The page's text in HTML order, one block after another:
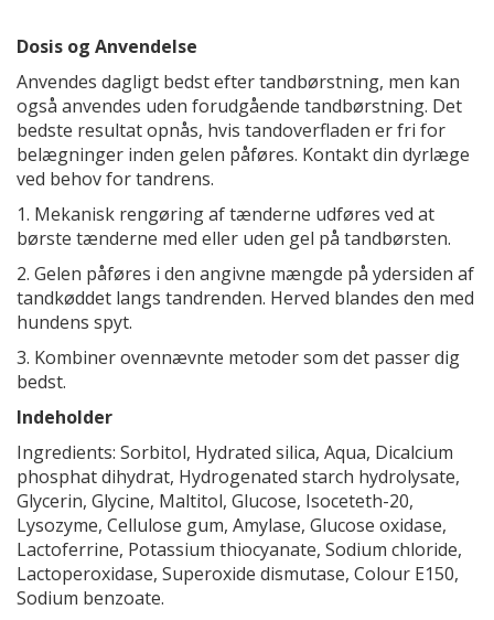
Dosis og Anvendelse
Anvendes dagligt bedst efter tandbørstning, men kan
også anvendes uden forudgående tandbørstning. Det
bedste resultat opnås, hvis tandoverfladen er fri for
belægninger inden gelen påføres. Kontakt din dyrlæge
ved behov for tandrens.
1. Mekanisk rengøring af tænderne udføres ved at
børste tænderne med eller uden gel på tandbørsten.
2. Gelen påføres i den angivne mængde på ydersiden af
tandkøddet langs tandrenden. Herved blandes den med
hundens spyt.
3. Kombiner ovennævnte metoder som det passer dig
bedst.
Indeholder
Ingredients: Sorbitol, Hydrated silica, Aqua, Dicalcium
phosphat dihydrat, Hydrogenated starch hydrolysate,
Glycerin, Glycine, Maltitol, Glucose, Isoceteth-20,
Lysozyme, Cellulose gum, Amylase, Glucose oxidase,
Lactoferrine, Potassium thiocyanate, Sodium chloride,
Lactoperoxidase, Superoxide dismutase, Colour E150,
Sodium benzoate.